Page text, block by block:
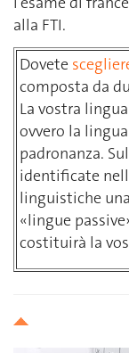
alla FTI.
Dovete
composta da
La vostra
ovvero la
padronanza.
identificate
linguistiche
«lingue
costituirà la